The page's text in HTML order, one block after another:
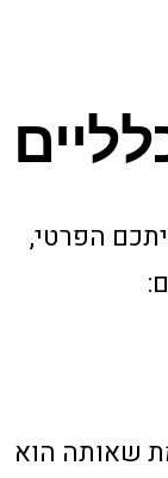
הפרטי,
שאותה הוא